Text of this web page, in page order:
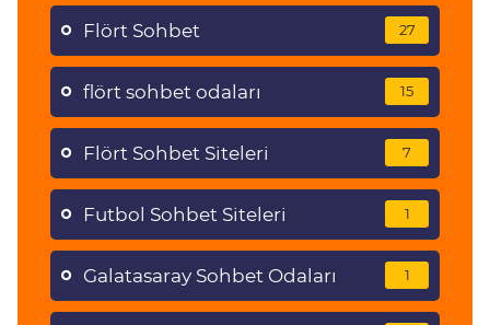
Flört Sohbet 27
flört sohbet odaları 15
Flört Sohbet Siteleri 7
Futbol Sohbet Siteleri 1
Galatasaray Sohbet Odaları 1